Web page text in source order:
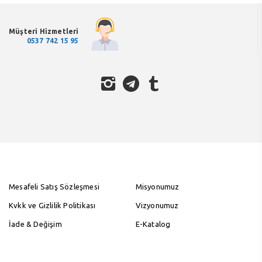
Müşteri Hizmetleri
0537 742 15 95
Mesafeli Satış Sözleşmesi
Kvkk ve Gizlilik Politikası
İade & Değişim
Misyonumuz
Vizyonumuz
E-Katalog